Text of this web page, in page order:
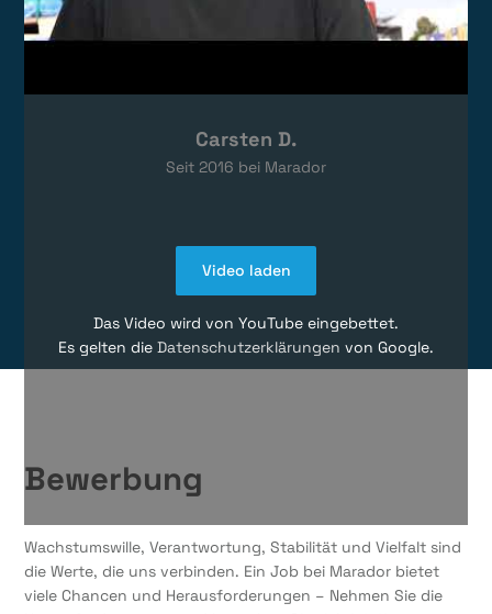
Video laden
Das Video wird von YouTube eingebettet.
Es gelten die Datenschutzerklärungen von Google.
Carsten D.
Seit 2016 bei Marador
Bewerbung
Wachstumswille, Verantwortung, Stabilität und Vielfalt sind
die Werte, die uns verbinden. Ein Job bei Marador bietet
viele Chancen und Herausforderungen – Nehmen Sie die